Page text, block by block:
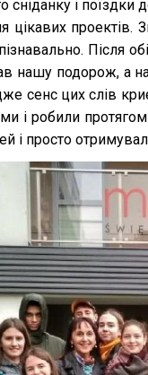
сніданку і
цікавих
Після
нашу подорож, а
сенс цих слів
ми і робили
і просто